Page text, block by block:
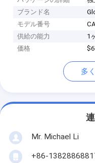
ブランド名
モデル番号
供給の能力
1
価格
多
Mr. Michael Li
+86-